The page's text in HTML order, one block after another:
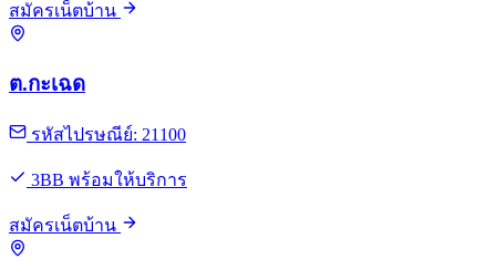
สมัครเน็ตบ้าน
ต.กะเฉด
รหัสไปรษณีย์: 21100
3BB พร้อมให้บริการ
สมัครเน็ตบ้าน